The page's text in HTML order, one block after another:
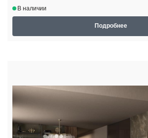
В наличии
Подробнее